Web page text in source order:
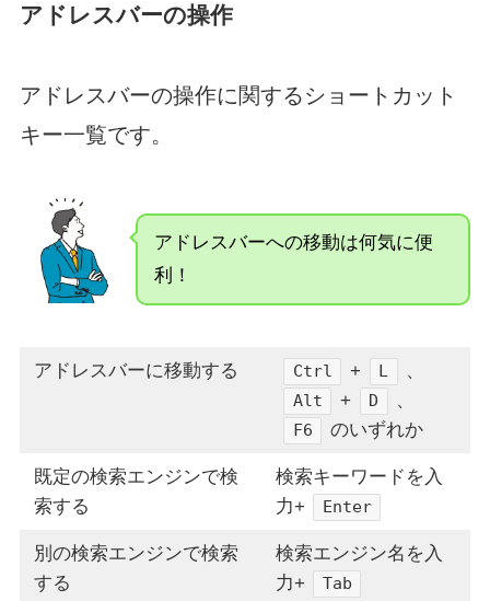
アドレスバーの操作
アドレスバーの操作に関するショートカット
キー一覧です。
アドレスバーへの移動は何気に便
利！
アドレスバーに移動する Ctrl + L 、
Alt + D 、
F6 のいずれか
既定の検索エンジンで検
索する
検索キーワードを入
力+
Enter
別の検索エンジンで検索
する
検索エンジン名を入
力+
Tab